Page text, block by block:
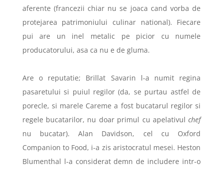
aferente (francezii chiar nu se joaca cand vorba de
protejarea patrimoniului culinar national). Fiecare
pui are un inel metalic pe picior cu numele
producatorului, asa ca nu e de gluma.
Are o reputatie; Brillat Savarin l-a numit regina
pasaretului si puiul regilor (da, se purtau astfel de
porecle, si marele Careme a fost bucatarul regilor si
regele bucatarilor, nu doar primul cu apelativulchef
nu bucatar). Alan Davidson, cel cu Oxford
Companion to Food, i-a zis aristocratul mesei. Heston
Blumenthal l-a considerat demn de includere intr-o